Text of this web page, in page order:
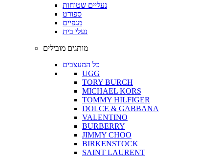
נעליים שטוחות
ספורט
מגפיים
נעלי בית
מותגים מובילים
כל המעצבים
UGG
TORY BURCH
MICHAEL KORS
TOMMY HILFIGER
DOLCE & GABBANA
VALENTINO
BURBERRY
JIMMY CHOO
BIRKENSTOCK
SAINT LAURENT